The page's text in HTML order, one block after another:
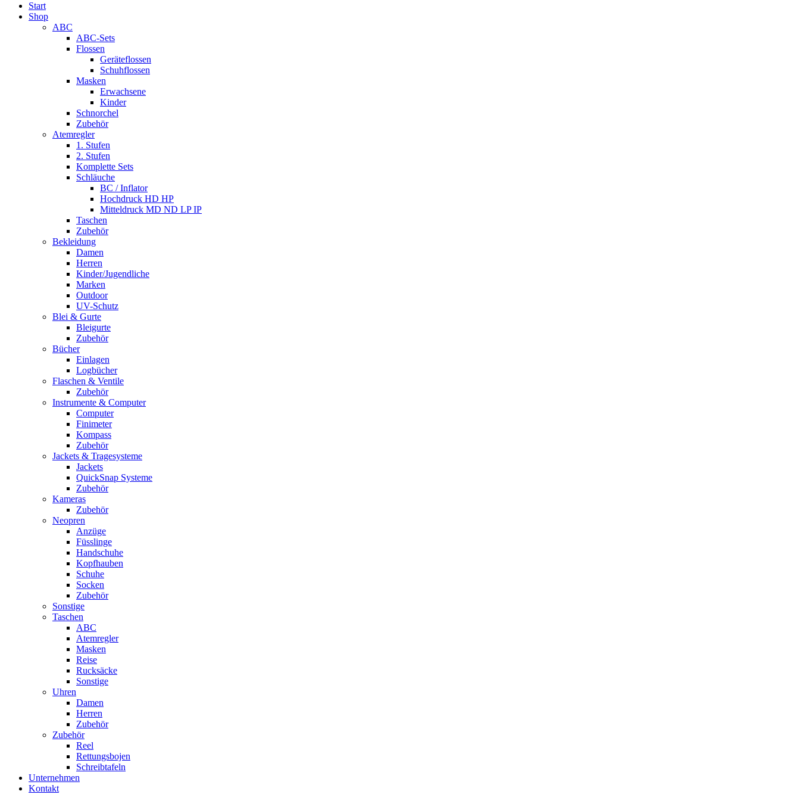
Start
Shop
ABC
ABC-Sets
Flossen
Geräteflossen
Schuhflossen
Masken
Erwachsene
Kinder
Schnorchel
Zubehör
Atemregler
1. Stufen
2. Stufen
Komplette Sets
Schläuche
BC / Inflator
Hochdruck HD HP
Mitteldruck MD ND LP IP
Taschen
Zubehör
Bekleidung
Damen
Herren
Kinder/Jugendliche
Marken
Outdoor
UV-Schutz
Blei & Gurte
Bleigurte
Zubehör
Bücher
Einlagen
Logbücher
Flaschen & Ventile
Zubehör
Instrumente & Computer
Computer
Finimeter
Kompass
Zubehör
Jackets & Tragesysteme
Jackets
QuickSnap Systeme
Zubehör
Kameras
Zubehör
Neopren
Anzüge
Füsslinge
Handschuhe
Kopfhauben
Schuhe
Socken
Zubehör
Sonstige
Taschen
ABC
Atemregler
Masken
Reise
Rucksäcke
Sonstige
Uhren
Damen
Herren
Zubehör
Zubehör
Reel
Rettungsbojen
Schreibtafeln
Unternehmen
Kontakt